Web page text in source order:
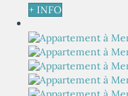
+ INFO